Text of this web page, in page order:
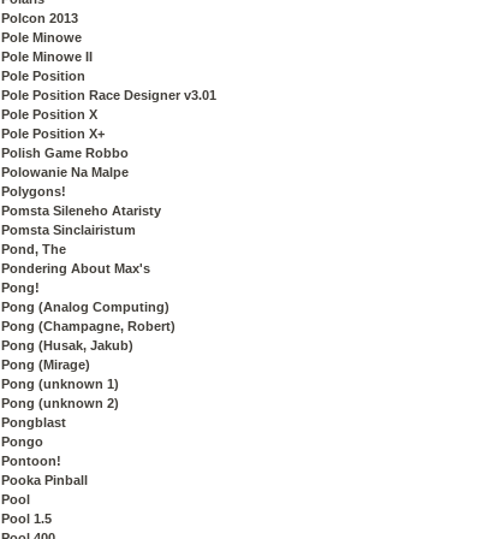
Polcon 2013
Pole Minowe
Pole Minowe II
Pole Position
Pole Position Race Designer v3.01
Pole Position X
Pole Position X+
Polish Game Robbo
Polowanie Na Malpe
Polygons!
Pomsta Sileneho Ataristy
Pomsta Sinclairistum
Pond, The
Pondering About Max's
Pong!
Pong (Analog Computing)
Pong (Champagne, Robert)
Pong (Husak, Jakub)
Pong (Mirage)
Pong (unknown 1)
Pong (unknown 2)
Pongblast
Pongo
Pontoon!
Pooka Pinball
Pool
Pool 1.5